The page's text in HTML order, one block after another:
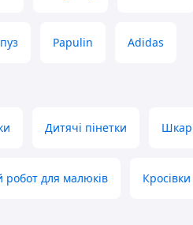
Papulin Adidas
Дитячі пінетки
робот для малюків